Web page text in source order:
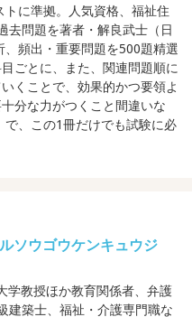
に準拠。人気資格、福祉住
去問題を著者・解良武士（日
頻出・重要問題を500題精選
ごとに、また、関連問題順に
くことで、効果的かつ要領よ
分な力がつくこと間違いな
、この1冊だけでも試験に必
ソウゴウケンキュウジ
学教授ほか教育関係者、弁護
建築士、福祉・介護専門職な